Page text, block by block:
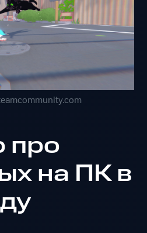
про
на ПК в